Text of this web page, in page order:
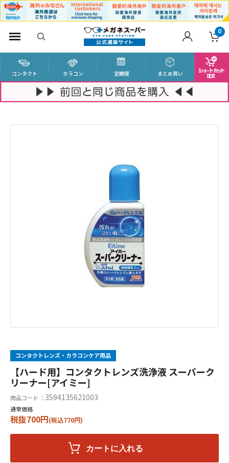
0
コンタクト カラコン 定期便 まとめ買い
コンタクトレンズ・カラコンケア用品
【ハード用】コンタクトレンズ洗浄液 スーパーク
リーナー[アイミー]
商品コード ： 3594135621003
通常価格
税抜700円(税込770円)